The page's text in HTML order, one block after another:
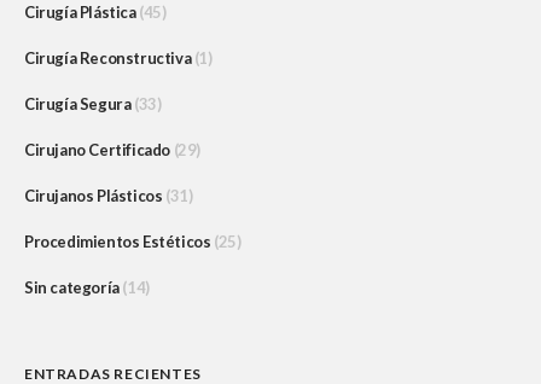
Cirugía Plástica(45)
Cirugía Reconstructiva(1)
Cirugía Segura(33)
Cirujano Certificado (29)
Cirujanos Plásticos (31)
Procedimientos Estéticos (25)
Sin categoría(14)
ENTRADAS RECIENTES